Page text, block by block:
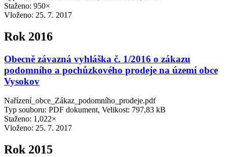
Staženo: 950×
Vloženo: 25. 7. 2017
Rok 2016
Obecně závazná vyhláška č. 1/2016 o zákazu
podomního a pochůzkového prodeje na území obce
Vysokov
Nařízení_obce_Zákaz_podomního_prodeje.pdf
Typ souboru: PDF dokument, Velikost: 797,83 kB
Staženo: 1,022×
Vloženo: 25. 7. 2017
Rok 2015